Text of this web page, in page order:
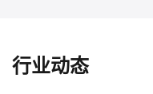
行业动态